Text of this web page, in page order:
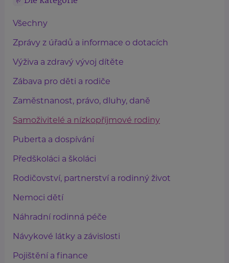
Všechny
Zprávy z úřadů a informace o dotacích
Výživa a zdravý vývoj dítěte
Zábava pro děti a rodiče
Zaměstnanost, právo, dluhy, daně
Samoživitelé a nízkopříjmové rodiny
Puberta a dospívání
Předškoláci a školáci
Rodičovství, partnerství a rodinný život
Nemoci dětí
Náhradní rodinná péče
Návykové látky a závislosti
Pojištění a finance